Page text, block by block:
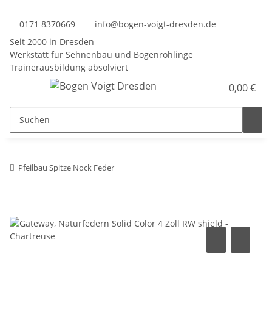
0171 8370669
info@bogen-voigt-dresden.de
Seit 2000 in Dresden
Werkstatt für Sehnenbau und Bogenrohlinge
Trainerausbildung absolviert
0,00 €
Pfeilbau Spitze Nock Feder